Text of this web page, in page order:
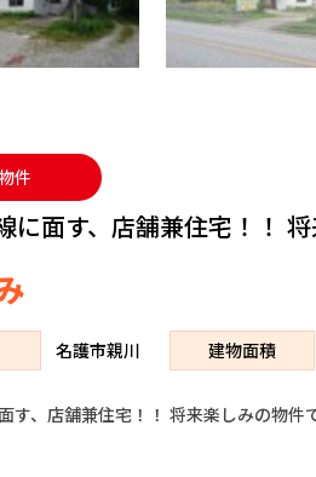
件
に面す、店舗兼住宅！！ 将
名護市親川 建物面積
す、店舗兼住宅！！ 将来楽しみの物件で